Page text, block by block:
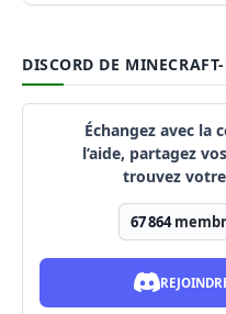
DISCORD DE
Échangez avec la
l’aide, partagez
trouvez
67 864